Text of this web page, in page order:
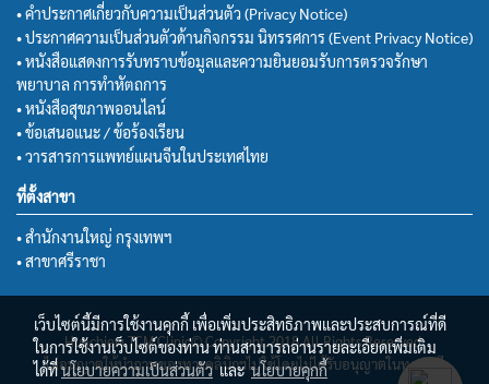
• คำประกาศเกี่ยวกับความเป็นส่วนตัว (Privacy Notice)
• ประกาศความเป็นส่วนตัวด้านกิจกรรม นิทรรศการ (Event Privacy Notice)
• หนังสือแสดงการรับทราบข้อมูลและความยินยอมรับการตรวจรักษา
พยาบาล การทำหัตถการ
• หนังสือสุขภาพออนไลน์
• ข้อเสนอแนะ / ข้อร้องเรียน
• วารสารการแพทย์แผนจีนในประเทศไทย
ที่ตั้งสาขา
• สำนักงานใหญ่ กรุงเทพฯ
• สาขาศรีราชา
Huachiew TCM Clinic© Copyright 2018 All Rights Reserved.
ไม่อนุญาตให้นำภาพของทางคลินิกฯไปใช้โดยไม่ได้รับอนุญาตในทุกกรณี
เว็บไซต์นี้มีการใช้งานคุกกี้ เพื่อเพิ่มประสิทธิภาพและประสบการณ์ที่ดี
ในการใช้งานเว็บไซต์ของท่าน ท่านสามารถอ่านรายละเอียดเพิ่มเติม
ได้ที่นโยบายความเป็นส่วนตัวและนโยบายคุกกี้